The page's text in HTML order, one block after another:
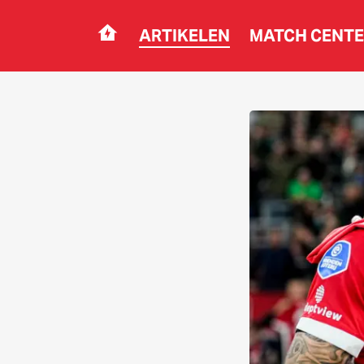
Navigation ARTIKELEN MATCH